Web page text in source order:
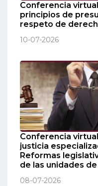
Conferencia
principios de
respeto de
10-07-2026
Conferencia
justicia
Reformas
de las unidades
08-07-2026